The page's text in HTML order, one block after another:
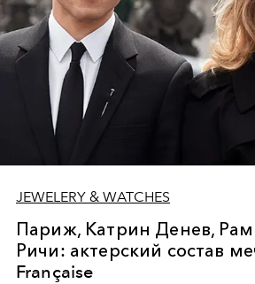
JEWELERY & WATCHES
Париж, Катрин Денев,
Ричи: актерский состав
Française